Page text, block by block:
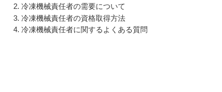
冷凍機械責任者の需要について
冷凍機械責任者の資格取得方法
冷凍機械責任者に関するよくある質問